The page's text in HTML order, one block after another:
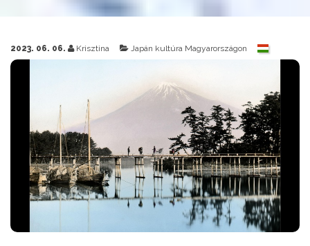
2023. 06. 06. Krisztina Japán kultúra Magyarországon